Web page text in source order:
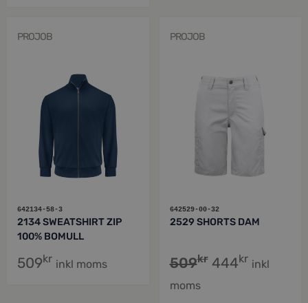
PROJOB
642134-58-3
2134 SWEATSHIRT ZIP
100% BOMULL
509kr inkl moms
PROJOB
642529-00-32
2529 SHORTS DAM
509kr 444kr inkl
moms